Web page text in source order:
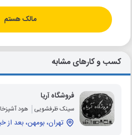
مالک هستم
کسب و کارهای مشابه
فروشگاه آریا
سینک ظرفشویی هود
تهران، بومهن، بعد از